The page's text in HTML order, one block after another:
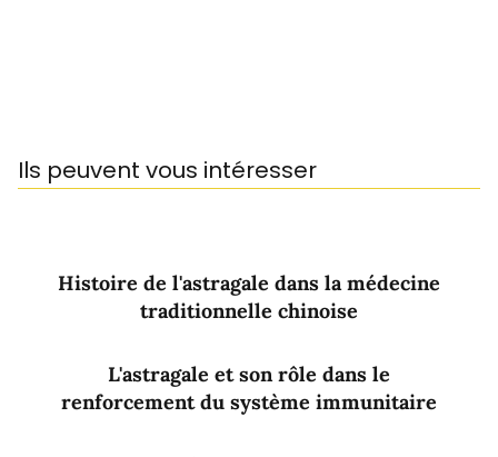
Ils peuvent vous intéresser
Histoire de l'astragale dans la médecine
traditionnelle chinoise
L'astragale et son rôle dans le
renforcement du système immunitaire